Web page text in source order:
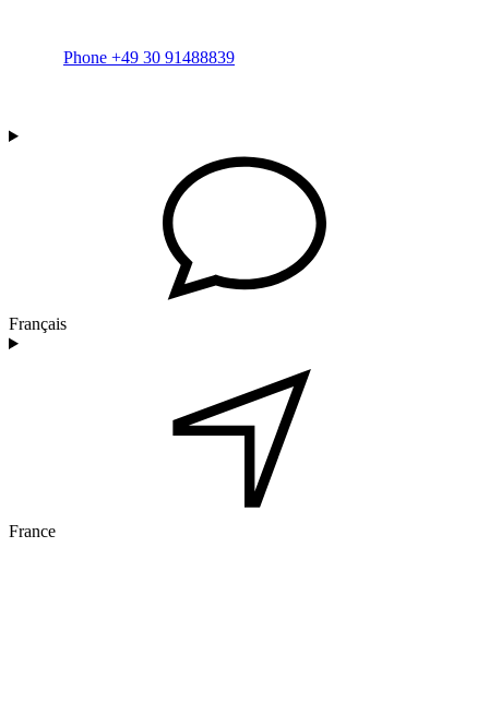
Phone +49 30 91488839
Français
France